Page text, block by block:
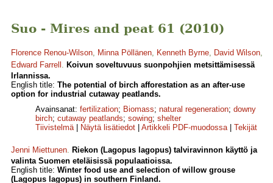
Suo - Mires and peat 61 (2010)
Florence Renou-Wilson, Minna Pöllänen, Kenneth Byrne, David Wilson,
Edward Farrell . Koivun soveltuvuus suonpohjien metsittämisessä
Irlannissa.
English title: The potential of birch afforestation as an after-use
option for industrial cutaway peatlands.
Avainsanat: fertilization; Biomass; natural regeneration; downy
birch; cutaway peatlands; sowing; shelter
Tiivistelmä| Näytä lisätiedot Artikkeli PDF-muodossa| Tekijät
Jenni Miettunen. Riekon (Lagopus lagopus) talviravinnon käyttö ja
valinta Suomen eteläisissä populaatioissa.
English title: Winter food use and selection of willow grouse
(Lagopus lagopus) in southern Finland.